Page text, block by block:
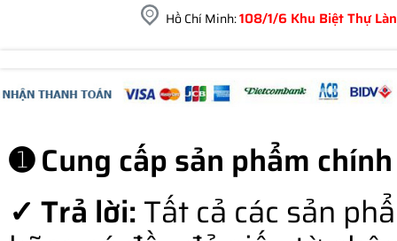
Hồ Chí Minh:108/1/6 Khu Biệt Thự
➊ Cung cấp sản phẩm
✓ Trả lời:Tất cả các sản